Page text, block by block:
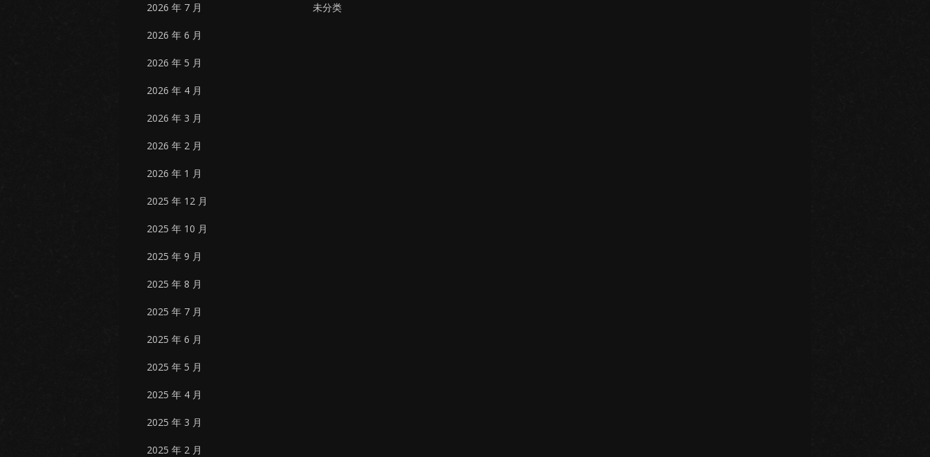
2026 年 7 月
2026 年 6 月
2026 年 5 月
2026 年 4 月
2026 年 3 月
2026 年 2 月
2026 年 1 月
2025 年 12 月
2025 年 10 月
2025 年 9 月
2025 年 8 月
2025 年 7 月
2025 年 6 月
2025 年 5 月
2025 年 4 月
2025 年 3 月
2025 年 2 月
未分类